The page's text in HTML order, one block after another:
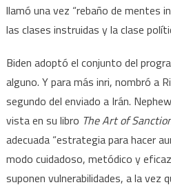
llamó una vez “rebaño de mentes
las clases instruidas y la clase
Biden adoptó el conjunto del
alguno. Y para más inri, nombró a
segundo del enviado a Irán.
vista en su libro The Art of
adecuada “estrategia para hacer
modo cuidadoso, metódico y
suponen vulnerabilidades, a la vez